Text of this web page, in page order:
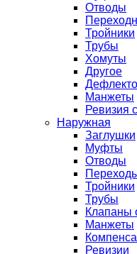
Отводы
Тройники
Трубы
Хомуты
Другое
Манжеты
Ревизия
Наружная
Заглушки
Муфты
Отводы
Тройники
Трубы
Клапаны
Манжеты
Ревизии